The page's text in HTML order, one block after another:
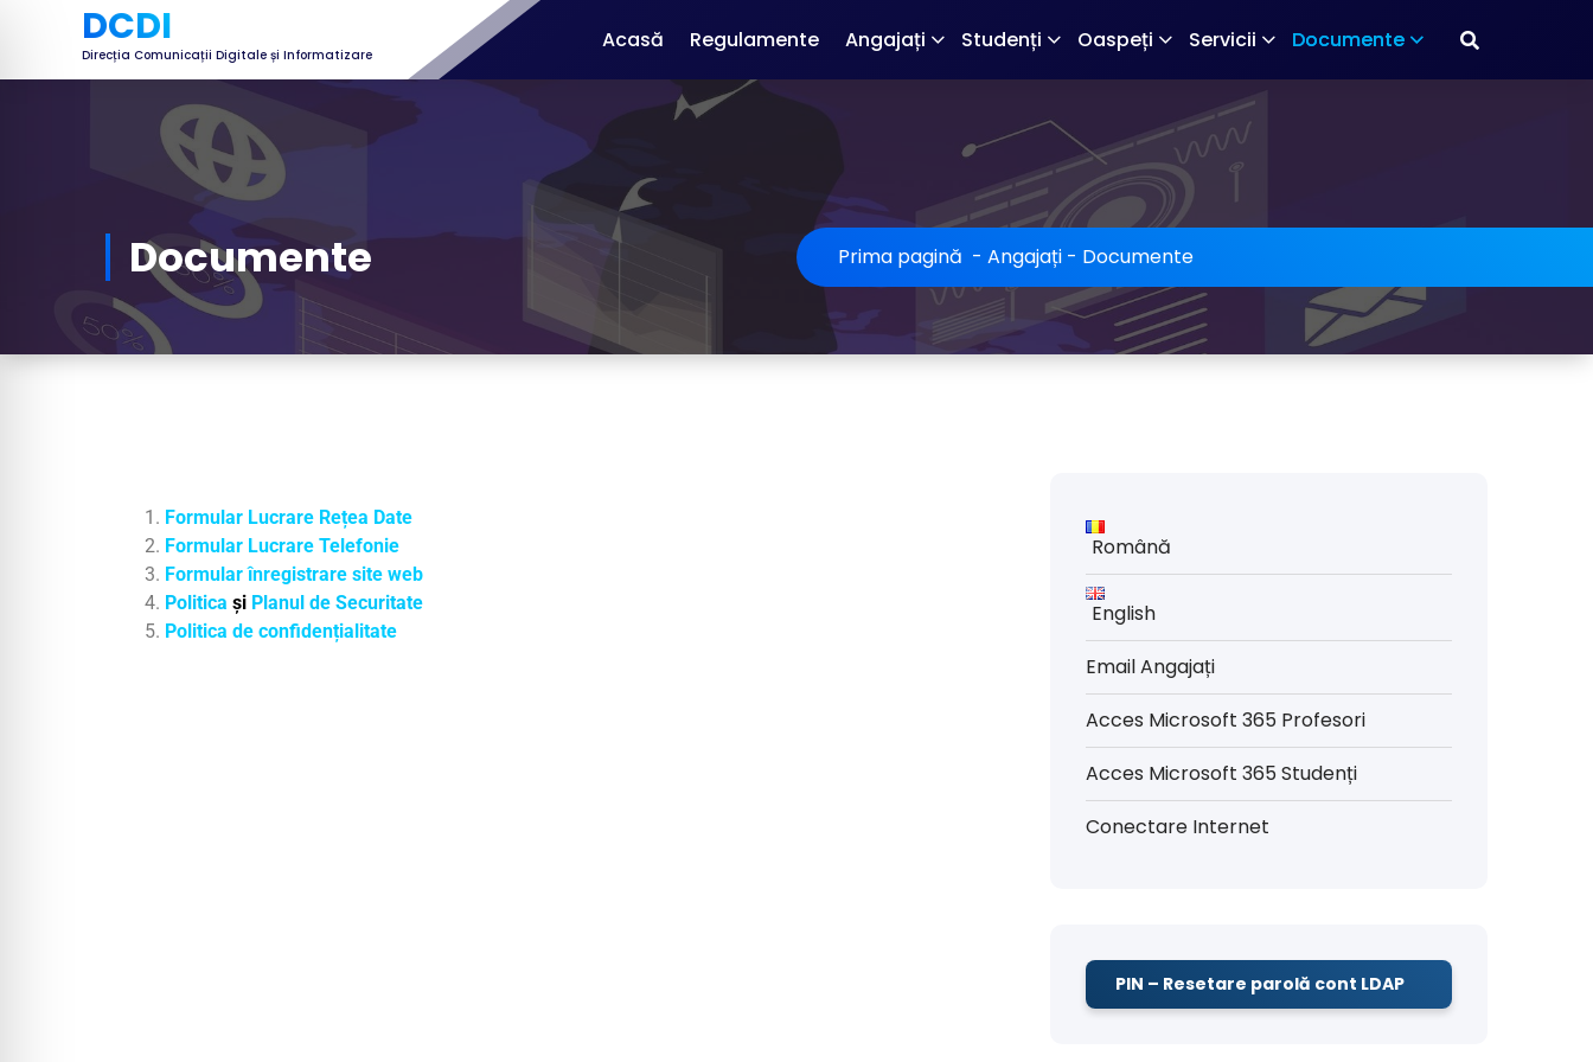
DCDI
Direcția Comunicații Digitale și Informatizare
Acasă Regulamente Angajați Studenți Oaspeți Servicii Documente
Documente Prima pagină - Angajați - Documente
Formular Lucrare Rețea Date
Formular Lucrare Telefonie
Formular înregistrare site web
Politica și Planul de Securitate
Politica de confidențialitate
Română
English
Email Angajați
Acces Microsoft 365 Profesori
Acces Microsoft 365 Studenți
Conectare Internet
PIN – Resetare parolă cont LDAP